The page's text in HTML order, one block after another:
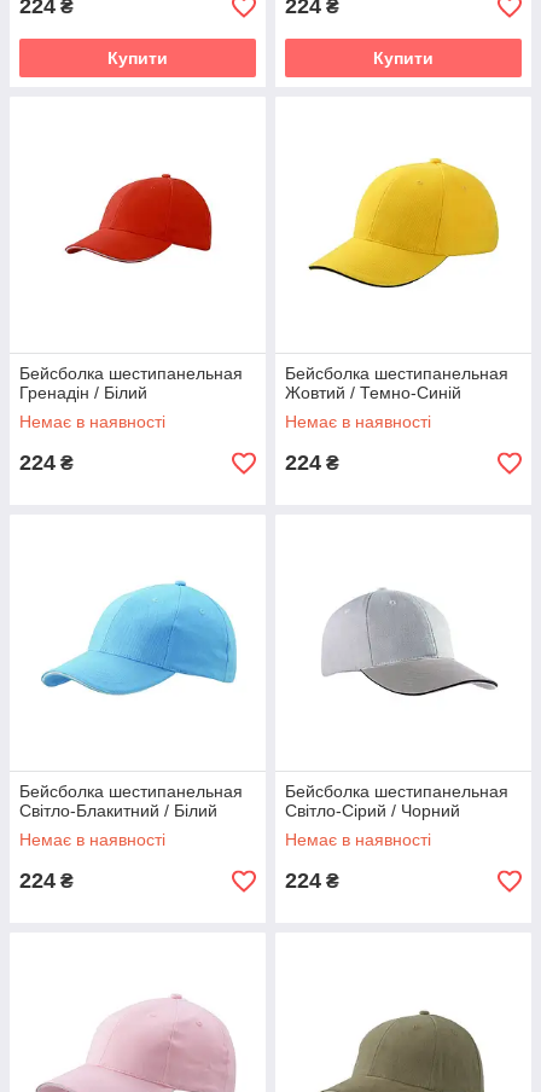
224 ₴
Купити
224 ₴
Купити
Бейсболка шестипанельная
Гренадін / Білий
Немає в наявності
224 ₴
Бейсболка шестипанельная
Жовтий / Темно-Синій
Немає в наявності
224 ₴
Бейсболка шестипанельная
Світло-Блакитний / Білий
Немає в наявності
224 ₴
Бейсболка шестипанельная
Світло-Сірий / Чорний
Немає в наявності
224 ₴